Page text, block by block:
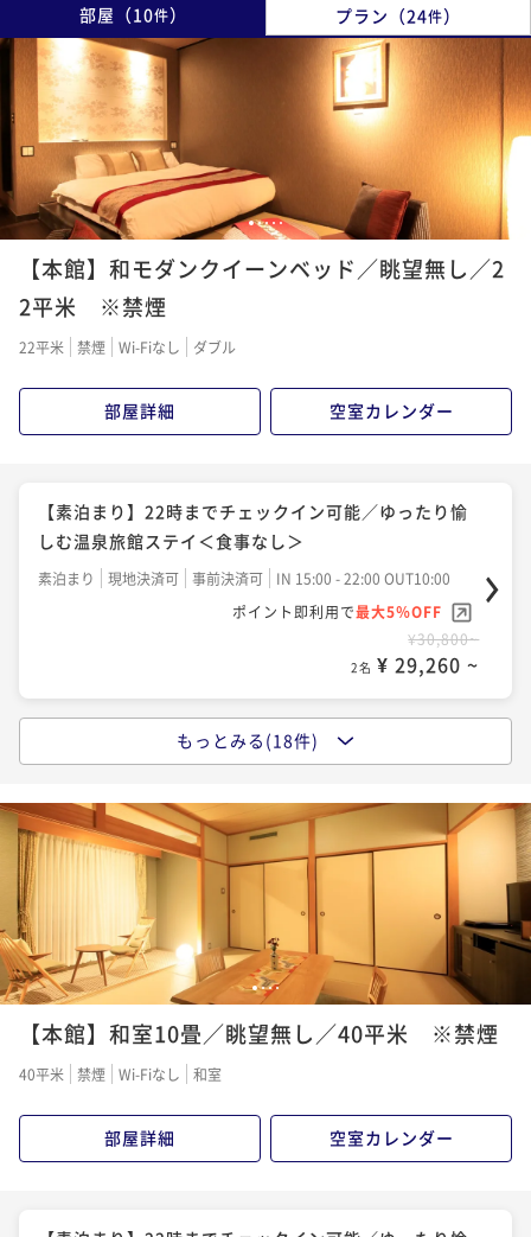
部屋 （10件） プラン （24件）
12345
【本館】和モダンクイーンベッド／眺望無し／2
2平米 ※禁煙
22平米 禁煙 Wi-Fiなし ダブル
部屋詳細 空室カレンダー
【素泊まり】22時までチェックイン可能／ゆったり愉
しむ温泉旅館ステイ＜食事なし＞
素泊まり 現地決済可 事前決済可
IN 15:00 - 22:00 OUT10:00
ポイント即利用で最大5％OFF
¥30,800~
2名 ¥ 29,260 ~
【朝食のみ】22時までチェックイン可能／拘り素材の
朝食付き 現地決済可 事前決済可
IN 15:00 - 22:00 OUT10:00
ポイント即利用で最大5％OFF
¥35,200~
¥ 33,440 ~
【早割20×基本懐石】20日前までのご予約がお得／ス
タンダードプランをお得に愉しめる＜★基本懐石＞
¥41,800~
2名 ¥ 39,710 ~
【Relux限定価格】最大30％OFF／スタンダードプラ
もっとみる(18件)
1234
【本館】和室10畳／眺望無し／40平米 ※禁煙
40平米 禁煙 Wi-Fiなし 和室
部屋詳細 空室カレンダー